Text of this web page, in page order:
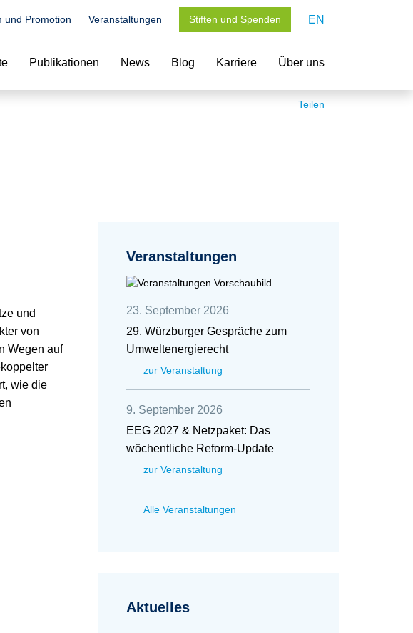
und Promotion Veranstaltungen Stiften und Spenden EN
Publikationen News Blog Karriere Über uns
Teilen
und
von
Wegen auf
wie die
Veranstaltungen
23. September 2026
29. Würzburger Gespräche zum
Umweltenergierecht
zur Veranstaltung
9. September 2026
EEG 2027 & Netzpaket: Das
wöchentliche Reform-Update
zur Veranstaltung
Alle Veranstaltungen
Aktuelles